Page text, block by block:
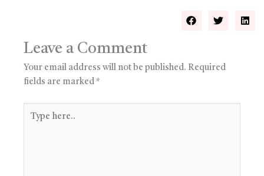
Leave a Comment
Your email address will not be published. Required
fields are marked *
here..